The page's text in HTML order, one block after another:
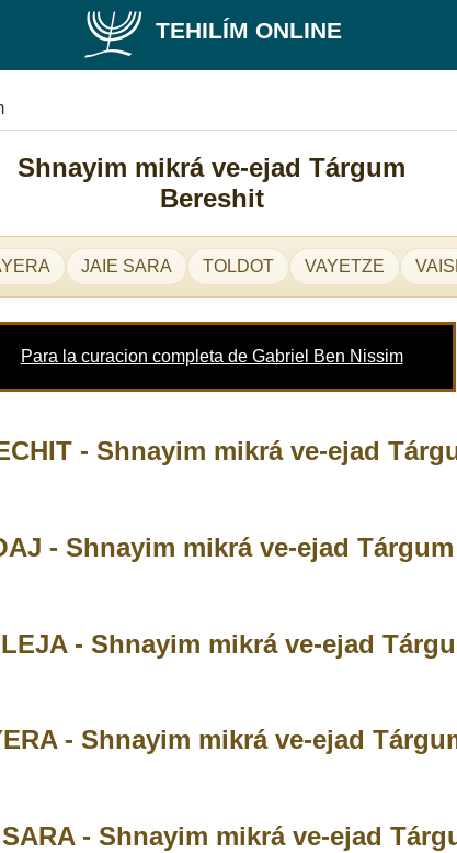
TEHILÍM ONLINE
Shnayim mikrá ve-ejad Tárgum
Bereshit
JAIE SARA TOLDOT VAYETZE
Para la curacion completa de Gabriel Ben Nissim
- Shnayim mikrá ve-ejad
- Shnayim mikrá ve-ejad Tárgum
- Shnayim mikrá ve-ejad
- Shnayim mikrá ve-ejad
- Shnayim mikrá ve-ejad